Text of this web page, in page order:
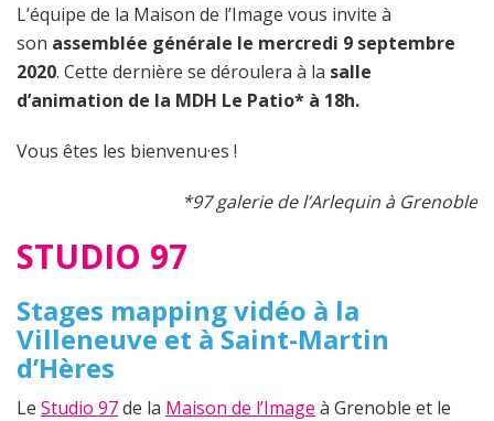
L’équipe de la Maison de l’Image vous invite à
son assemblée générale le mercredi 9 septembre
2020. Cette dernière se déroulera à la salle
d’animation de la MDH Le Patio* à 18h.
Vous êtes les bienvenu·es !
*97 galerie de l’Arlequin à Grenoble
STUDIO 97
Stages mapping vidéo à la
Villeneuve et à Saint-Martin
d’Hères
Le Studio 97de la Maison de l’Image à Grenoble et le